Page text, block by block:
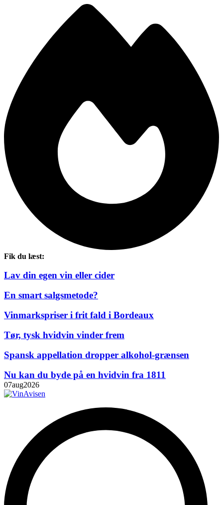
Fik du læst:
Lav din egen vin eller cider
En smart salgsmetode?
Vinmarkspriser i frit fald i Bordeaux
Tør, tysk hvidvin vinder frem
Spansk appellation dropper alkohol-grænsen
Nu kan du byde på en hvidvin fra 1811
07aug2026